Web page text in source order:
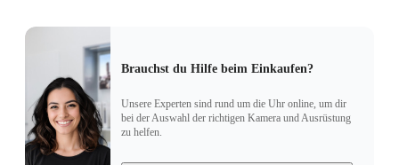
Brauchst du Hilfe beim Einkaufen?
Unsere Experten sind rund um die Uhr online, um dir
bei der Auswahl der richtigen Kamera und Ausrüstung
zu helfen.